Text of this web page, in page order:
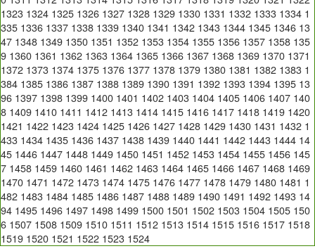
1323 1324 1325 1326 1327 1328 1329 1330 1331 1332 1333 1334 1
335 1336 1337 1338 1339 1340 1341 1342 1343 1344 1345 1346 13
47 1348 1349 1350 1351 1352 1353 1354 1355 1356 1357 1358 135
9 1360 1361 1362 1363 1364 1365 1366 1367 1368 1369 1370 1371
1372 1373 1374 1375 1376 1377 1378 1379 1380 1381 1382 1383 1
384 1385 1386 1387 1388 1389 1390 1391 1392 1393 1394 1395 13
96 1397 1398 1399 1400 1401 1402 1403 1404 1405 1406 1407 140
8 1409 1410 1411 1412 1413 1414 1415 1416 1417 1418 1419 1420
1421 1422 1423 1424 1425 1426 1427 1428 1429 1430 1431 1432 1
433 1434 1435 1436 1437 1438 1439 1440 1441 1442 1443 1444 14
45 1446 1447 1448 1449 1450 1451 1452 1453 1454 1455 1456 145
7 1458 1459 1460 1461 1462 1463 1464 1465 1466 1467 1468 1469
1470 1471 1472 1473 1474 1475 1476 1477 1478 1479 1480 1481 1
482 1483 1484 1485 1486 1487 1488 1489 1490 1491 1492 1493 14
94 1495 1496 1497 1498 1499 1500 1501 1502 1503 1504 1505 150
6 1507 1508 1509 1510 1511 1512 1513 1514 1515 1516 1517 1518
1519 1520 1521 1522 1523 1524